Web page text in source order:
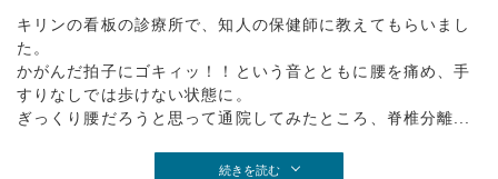
キリンの看板の診療所で、知人の保健師に教えてもらいまし
た。
かがんだ拍子にゴキィッ！！という音とともに腰を痛め、手
すりなしでは歩けない状態に。
ぎっくり腰だろうと思って通院してみたところ、脊椎分離...
続きを読む